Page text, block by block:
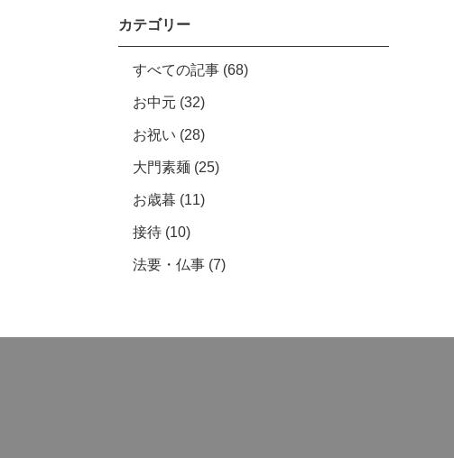
カテゴリー
すべての記事 (68)
お中元 (32)
お祝い (28)
大門素麺 (25)
お歳暮 (11)
接待 (10)
法要・仏事 (7)